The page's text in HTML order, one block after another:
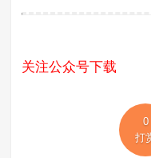
关注公众号下载
0
打